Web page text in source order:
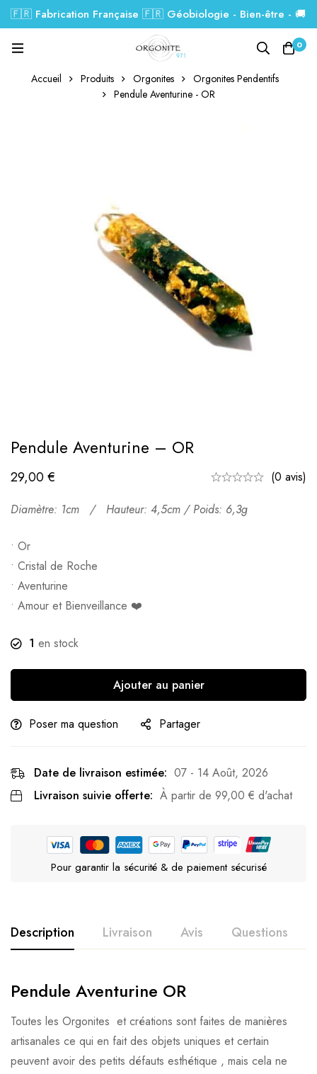
🇫🇷 Fabrication Française 🇫🇷 Géobiologie - Bien-être - 🚚
Livraison GRATUITE dés 99€.
0
Accueil Produits Orgonites
Orgonites Pendentifs
Pendule Aventurine - OR
Pendule Aventurine – OR
29,00€
(0 avis)
Diamètre: 1cm / Hauteur: 4,5cm / Poids: 6,3g
• Or
• Cristal de Roche
• Aventurine
• Amour et Bienveillance ❤️
1 en stock
Ajouter au panier
Poser ma question Partager
Date de livraison estimée: 07 - 14 Août, 2026
Livraison suivie offerte: À partir de 99,00 € d'achat
Pour garantir la sécurité & de paiement sécurisé
Description Livraison Avis Questions
Pendule Aventurine OR
Toutes les Orgonites et créations sont faites de manières
artisanales ce qui en fait des objets uniques et certain
peuvent avoir des petits défauts esthétique , mais cela ne